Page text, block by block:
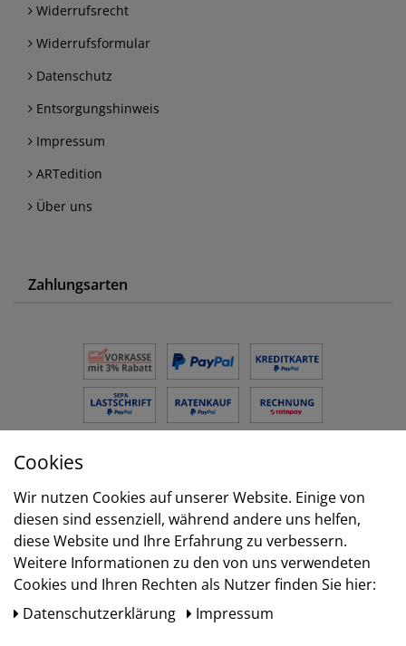
Widerrufsrecht
Widerrufsformular
Datenschutz
Entsorgungshinweis
Impressum
ARTedition
Über uns
Zahlungsarten
Versand
Cookies
Wir nutzen Cookies auf unserer Website. Einige von
diesen sind essenziell, während andere uns helfen,
diese Website und Ihre Erfahrung zu verbessern.
Weitere Informationen zu den von uns verwendeten
Cookies und Ihren Rechten als Nutzer finden Sie hier:
Daten­schutz­erklärung
Impressum